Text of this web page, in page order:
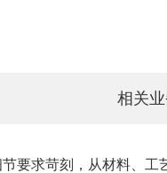
相关
要求苛刻，从材料、